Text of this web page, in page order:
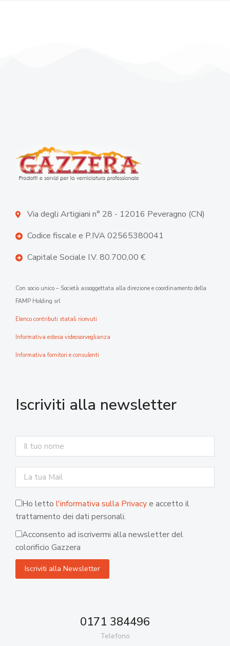
Via degli Artigiani n° 28 - 12016 Peveragno (CN)
Codice fiscale e P.IVA 02565380041
Capitale Sociale I.V. 80.700,00 €
Con socio unico – Società assoggettata alla direzione e coordinamento della
FAMP Holding srl
Elenco contributi statali ricevuti
Informativa estesa videosorveglianza
Informativa fornitori e consulenti
Iscriviti alla newsletter
Ho letto l'informativa sulla Privacye accetto il
trattamento dei dati personali.
Acconsento ad iscrivermi alla newsletter del
colorificio Gazzera
0171 384496
Telefono